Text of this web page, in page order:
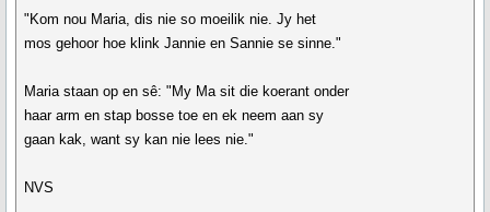
"Kom nou Maria, dis nie so moeilik nie. Jy het
mos gehoor hoe klink Jannie en Sannie se sinne."
Maria staan op en sê: "My Ma sit die koerant onder
haar arm en stap bosse toe en ek neem aan sy
gaan kak, want sy kan nie lees nie."
NVS